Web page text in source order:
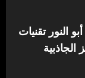
النور تقنيات
الجاذبية